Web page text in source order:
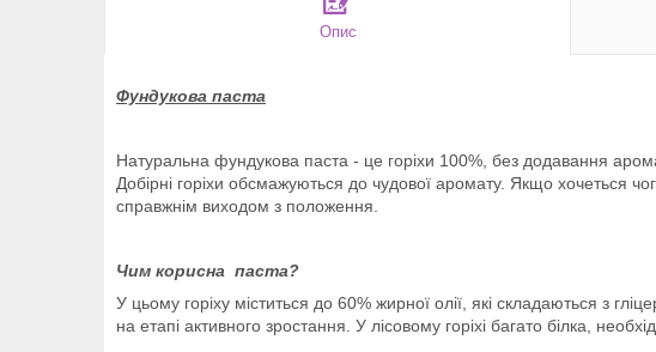
Опис
Фундукова паста
Натуральна фундукова паста - це горіхи 100%, без додавання
Добірні горіхи обсмажуються до чудової аромату. Якщо хочеться
справжнім виходом з положення.
Чим корисна паста?
У цьому горіху міститься до 60% жирної олії, які складаються з
на етапі активного зростання. У лісовому горіхі багато білка,